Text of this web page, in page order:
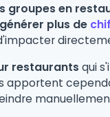
groupes en
plus de
restaurants qui
apportent